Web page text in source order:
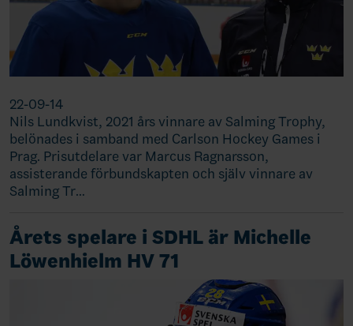
22-09-14
Nils Lundkvist, 2021 års vinnare av Salming Trophy,
belönades i samband med Carlson Hockey Games i
Prag. Prisutdelare var Marcus Ragnarsson,
assisterande förbundskapten och själv vinnare av
Salming Tr…
Årets spelare i SDHL är Michelle
Löwenhielm HV 71